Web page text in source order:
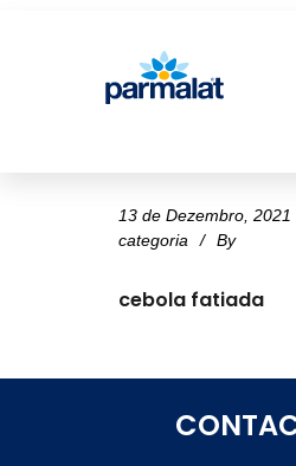
13 de Dezembro, 2021
categoria
By
cebola fatiada